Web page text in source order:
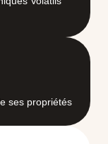
ses propriétés